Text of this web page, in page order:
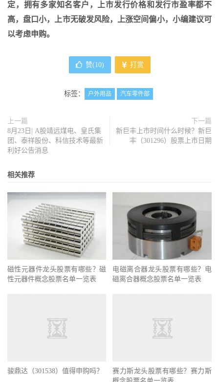
定，拥有多家知名客户，上市发行价格和发行市盈率都不
高，盘口小，上市无破发风险，上涨空间偏小，小编建议可
以考虑申购。
赞(10) 打赏
标签： 户外用品 汽车零件部
上一篇
8月23日| A股靖远煤电、皇氏集
团、泰祥股份、科信技术等最新
利好公告消息
下一篇
新巨丰上市时间什么时候？新巨
丰（301296）股票上市日期
相关推荐
磁性元器件龙头股票有哪些？磁
性元器件概念股票名单一览表
电磁离合器龙头股票有哪些？电
磁离合器概念股票名单一览表
骏鼎达（301538）值得申购吗？
赛力斯龙头股票有哪些？赛力斯